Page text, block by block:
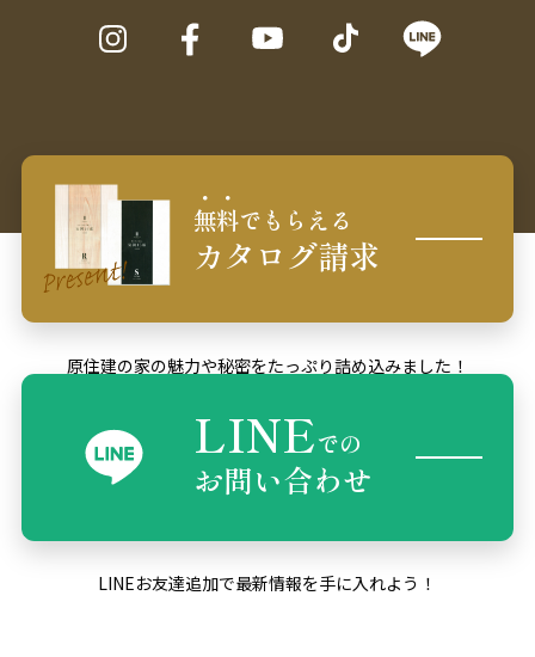
無料でもらえる
カタログ請求
原住建の家の魅力や秘密をたっぷり詰め込みました！
LINEでの
お問い合わせ
LINEお友達追加で最新情報を手に入れよう！